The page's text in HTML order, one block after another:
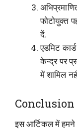
फोटोयुक्त
दें.
एडमिट
केन्द्र पर
में शामिल
Conclusion
इस आर्टिकल में हमने